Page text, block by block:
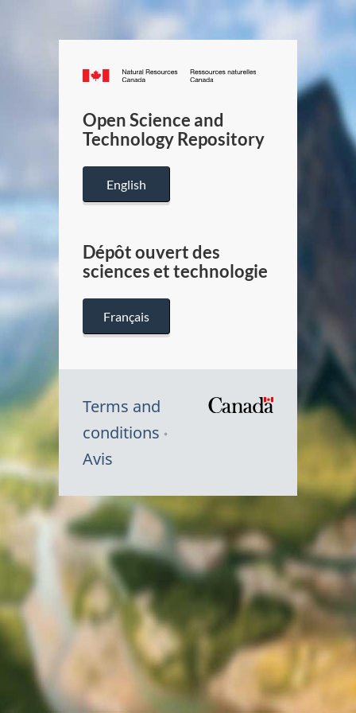
Canada.ca
/
Canada
Open Science and
Technology Repository
English
Dépôt ouvert des
sciences et technologie
Français
Terms and
conditions
Avis
Canada